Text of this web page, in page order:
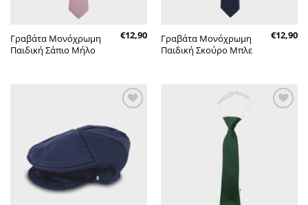
Γραβάτα Μονόχρωμη
Παιδική Σάπιο Μήλο
€12,90
Γραβάτα Μονόχρωμη
Παιδική Σκούρο Μπλε
€12,90
στην λίστα
επιθυμητών